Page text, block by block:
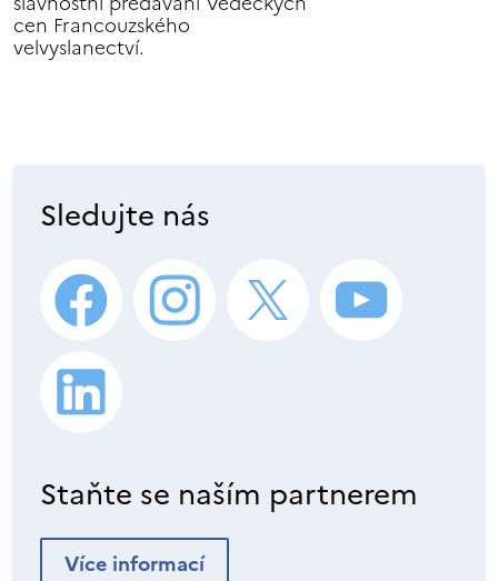
cen Francouzského
velvyslanectví.
Sledujte nás
Staňte se naším partnerem
Více informací